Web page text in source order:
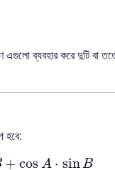
ব্যবহার করে দুটি বা
হবে:
+ cos A ⋅ sinB
cosA sinB